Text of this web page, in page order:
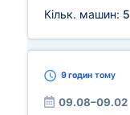
Кільк. машин: 5
9 годин тому
09.08–09.02